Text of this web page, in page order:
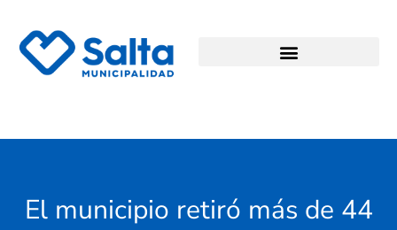
El municipio retiró más de 44